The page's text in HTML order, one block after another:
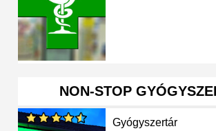
NON-STOP
Gyógyszertár